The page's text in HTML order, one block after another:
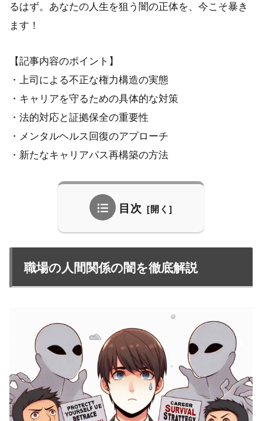
るはず。あなたの人生を狙う闇の正体を、今こそ暴き
ます！
【記事内容のポイント】
・上司による不正な権力構造の実態
・キャリアを守るための具体的な対策
・法的対応と証拠保全の重要性
・メンタルヘルス回復のアプローチ
・新たなキャリアパス再構築の方法
目次
職場の人間関係の闇を徹底解説